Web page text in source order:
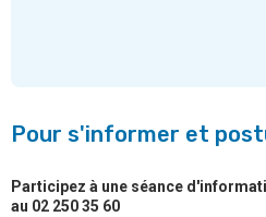
Pour s'informer et
Participez à une séance
au 02 250 35 60